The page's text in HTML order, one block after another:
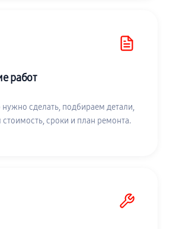
работ
сделать, подбираем детали,
сроки и план ремонта.